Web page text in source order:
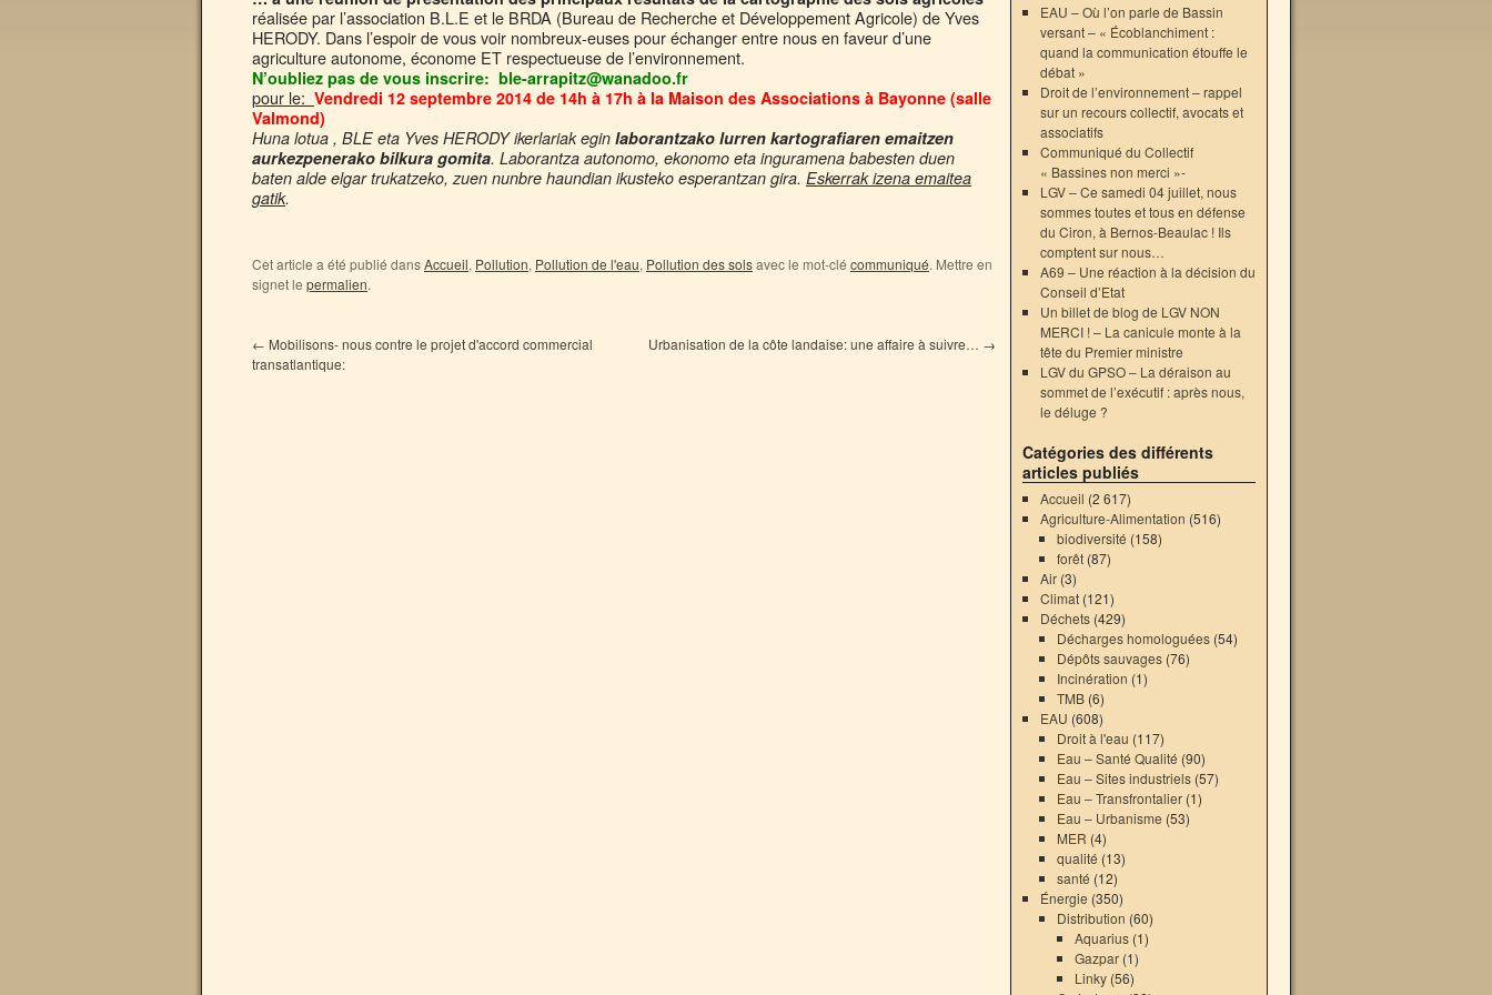
réalisée par l’association B.L.E et le BRDA (Bureau de Recherche et Développement Agricole) de Yves
HERODY. Dans l’espoir de vous voir nombreux-euses pour échanger entre nous en faveur d’une
agriculture autonome, économe ET respectueuse de l’environnement.
N’oubliez pas de vous inscrire: ble-arrapitz@wanadoo.fr
pour le: Vendredi 12 septembre 2014 de 14h à 17h à la Maison des Associations à Bayonne (salle
Valmond)
Huna lotua , BLE eta Yves HERODY ikerlariak egin laborantzako lurren kartografiaren emaitzen
aurkezpenerako bilkura gomita. Laborantza autonomo, ekonomo eta inguramena babesten duen
baten alde elgar trukatzeko, zuen nunbre haundian ikusteko esperantzan gira. Eskerrak izena emaitea
gatik.
Cet article a été publié dansAccueil, Pollution, Pollution de l'eau, Pollution des solsavec le mot-clé communiqué. Mettre en
signet le permalien.
← Mobilisons- nous contre le projet d'accord commercial
transatlantique:
Urbanisation de la côte landaise: une affaire à suivre… →
EAU – Où l’on parle de Bassin
versant – « Écoblanchiment :
quand la communication étouffe le
débat »
Droit de l’environnement – rappel
sur un recours collectif, avocats et
associatifs
Communiqué du Collectif
« Bassines non merci »-
LGV – Ce samedi 04 juillet, nous
sommes toutes et tous en défense
du Ciron, à Bernos-Beaulac ! Ils
comptent sur nous…
A69 – Une réaction à la décision du
Conseil d’Etat
Un billet de blog de LGV NON
MERCI ! – La canicule monte à la
tête du Premier ministre
LGV du GPSO – La déraison au
sommet de l’exécutif : après nous,
le déluge ?
Catégories des différents
articles publiés
Accueil (2 617)
Agriculture-Alimentation (516)
biodiversité (158)
forêt (87)
Air(3)
Climat(121)
Déchets(429)
Décharges homologuées (54)
Dépôts sauvages (76)
Incinération (1)
TMB (6)
EAU (608)
Droit à l'eau (117)
Eau – Santé Qualité (90)
Eau – Sites industriels (57)
Eau – Transfrontalier (1)
Eau – Urbanisme (53)
MER (4)
qualité (13)
santé (12)
Énergie (350)
Distribution (60)
Aquarius(1)
Gazpar(1)
Linky(56)